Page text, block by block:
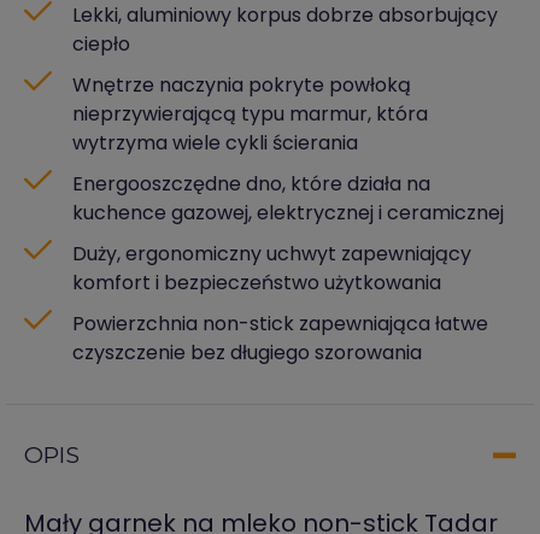
Lekki, aluminiowy korpus dobrze absorbujący
ciepło
Wnętrze naczynia pokryte powłoką
nieprzywierającą typu marmur, która
wytrzyma wiele cykli ścierania
Energooszczędne dno, które działa na
kuchence gazowej, elektrycznej i ceramicznej
Duży, ergonomiczny uchwyt zapewniający
komfort i bezpieczeństwo użytkowania
Powierzchnia non-stick zapewniająca łatwe
czyszczenie bez długiego szorowania
OPIS
Mały garnek na mleko non-stick Tadar